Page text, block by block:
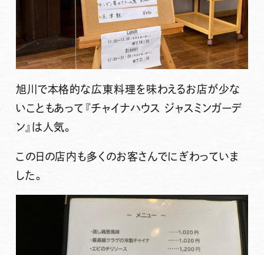
旭川で本格的な広東料理を味わえるお店が少な
いこともあって 『チャイナハウス ジャスミンガーデ
ン』 は人気。
この日の店内も多くのお客さんでにぎわっていま
した。